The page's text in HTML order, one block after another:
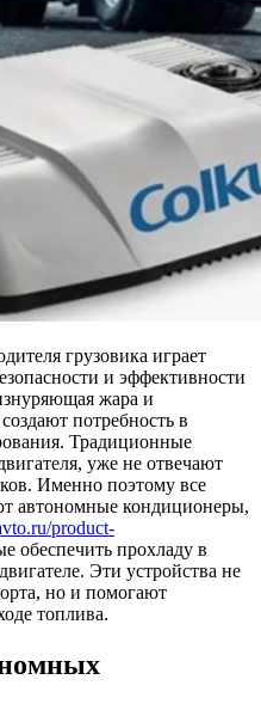
грузовика играет
и эффективности
жара и
потребность в
Традиционные
уже не отвечают
Именно поэтому все
автономные кондиционеры,
product-
обеспечить прохладу в
Эти устройства не
но и помогают
топлива.